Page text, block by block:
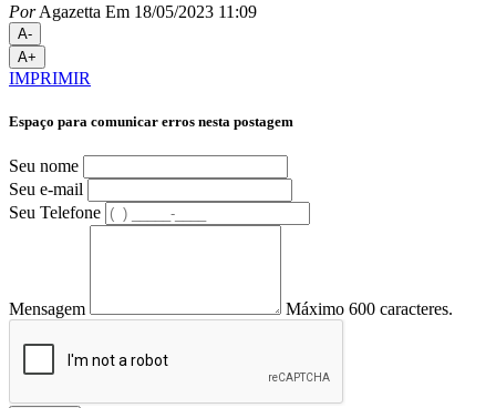
PorAgazetta Em 18/05/2023 11:09
A-
A+
IMPRIMIR
Espaço para comunicar erros nesta postagem
Seu nome
Seu e-mail
Seu Telefone
Mensagem Máximo 600 caracteres.